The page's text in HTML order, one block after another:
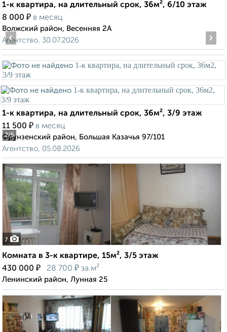
1-к квартира, на длительный срок, 36м², 6/10 этаж
8 000 ₽ в месяц
Волжский район, Весенняя 2А
Агентство, 30.07.2026
2/5
‹ ›
1-к квартира, на длительный срок, 36м², 3/9 этаж
11 500 ₽ в месяц
Фрунзенский район, Большая Казачья 97/101
Агентство, 05.08.2026
7
Комната в 3-к квартире, 15м², 3/5 этаж
430 000 ₽ 28 700 ₽ за м²
Ленинский район, Лунная 25